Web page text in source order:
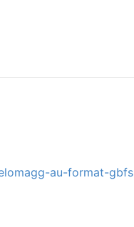
au-format-gbfs